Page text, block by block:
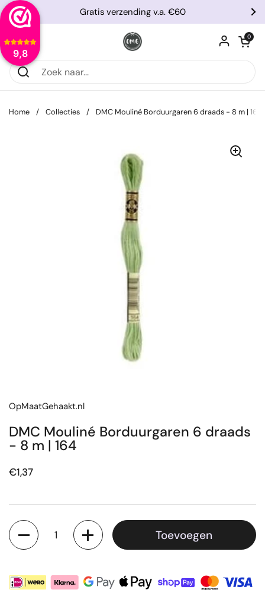
9,8
Ga naar content
Vorige
Gratis verzending v.a. €60
Menu openen
0
Home / Collecties / DMC Mouliné Borduurgaren 6 draads - 8 m | 164
OpMaatGehaakt.nl
DMC Mouliné Borduurgaren 6 draads
- 8 m | 164
Prijs:
€1,37
Aantal
Toevoegen